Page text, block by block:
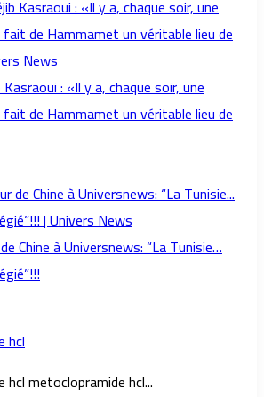
: «Il y a, chaque soir, une
de Hammamet un véritable lieu de
Chine à Universnews: “La Tunisie…
hcl
metoclopramide hcl...